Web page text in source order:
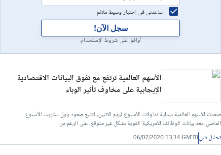
ساعدني في إختيار وسيط ملائم
سجل الآن!
أوافق على شروط الإستخدام.
الأسهم العالمية ترتفع مع تفوق البيانات الاقتصادية
الإيجابية على مخاوف تأثير الوباء
صعدت الأسهم العالمية ببداية تداولات الأسبوع ليوم الاثنين، لتتبع صعود وول ستريت الأسبوع
الماضي، بعد بيانات الوظائف الأمريكية القوية بشكل غير متوقع، على الرغم من
تحليل فني06/07/2020 13:34 GMT0